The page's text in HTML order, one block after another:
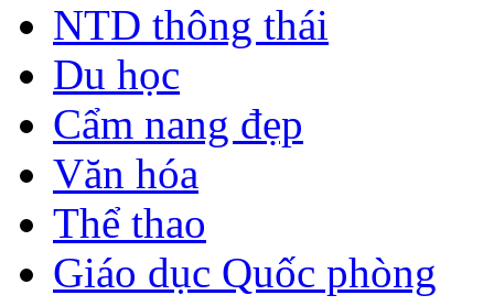
NTD thông thái
Du học
Cẩm nang đẹp
Văn hóa
Thể thao
Giáo dục Quốc phòng